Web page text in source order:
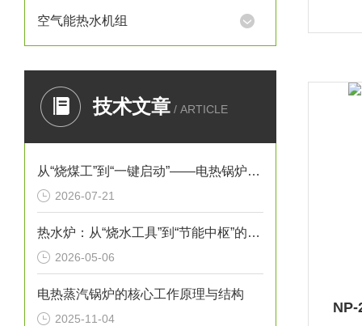
空气能热水机组
技术文章 / ARTICLE
从“烧煤工”到“一键启动”——电热锅炉如何重塑工业供热逻辑
2026-07-21
热水炉：从“烧水工具”到“节能中枢”的进化史
2026-05-06
电热蒸汽锅炉的核心工作原理与结构
2025-11-04
NP-